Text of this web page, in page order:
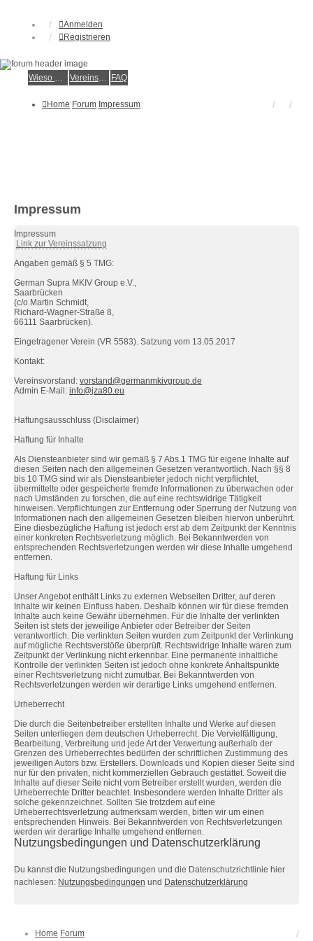
Anmelden
Registrieren
Wieso der e.V.? Vereinsmitglied werden FAQ
Home Forum Impressum
Impressum
Impressum
Link zur Vereinssatzung
Angaben gemäß § 5 TMG:
German Supra MKIV Group e.V.,
Saarbrücken
(c/o Martin Schmidt,
Richard-Wagner-Straße 8,
66111 Saarbrücken).
Eingetragener Verein (VR 5583). Satzung vom 13.05.2017
Kontakt:
Vereinsvorstand: vorstand@germanmkivgroup.de
Admin E-Mail: info@jza80.eu
Haftungsausschluss (Disclaimer)
Haftung für Inhalte
Als Diensteanbieter sind wir gemäß § 7 Abs.1 TMG für eigene Inhalte auf
diesen Seiten nach den allgemeinen Gesetzen verantwortlich. Nach §§ 8
bis 10 TMG sind wir als Diensteanbieter jedoch nicht verpflichtet,
übermittelte oder gespeicherte fremde Informationen zu überwachen oder
nach Umständen zu forschen, die auf eine rechtswidrige Tätigkeit
hinweisen. Verpflichtungen zur Entfernung oder Sperrung der Nutzung von
Informationen nach den allgemeinen Gesetzen bleiben hiervon unberührt.
Eine diesbezügliche Haftung ist jedoch erst ab dem Zeitpunkt der Kenntnis
einer konkreten Rechtsverletzung möglich. Bei Bekanntwerden von
entsprechenden Rechtsverletzungen werden wir diese Inhalte umgehend
entfernen.
Haftung für Links
Unser Angebot enthält Links zu externen Webseiten Dritter, auf deren
Inhalte wir keinen Einfluss haben. Deshalb können wir für diese fremden
Inhalte auch keine Gewähr übernehmen. Für die Inhalte der verlinkten
Seiten ist stets der jeweilige Anbieter oder Betreiber der Seiten
verantwortlich. Die verlinkten Seiten wurden zum Zeitpunkt der Verlinkung
auf mögliche Rechtsverstöße überprüft. Rechtswidrige Inhalte waren zum
Zeitpunkt der Verlinkung nicht erkennbar. Eine permanente inhaltliche
Kontrolle der verlinkten Seiten ist jedoch ohne konkrete Anhaltspunkte
einer Rechtsverletzung nicht zumutbar. Bei Bekanntwerden von
Rechtsverletzungen werden wir derartige Links umgehend entfernen.
Urheberrecht
Die durch die Seitenbetreiber erstellten Inhalte und Werke auf diesen
Seiten unterliegen dem deutschen Urheberrecht. Die Vervielfältigung,
Bearbeitung, Verbreitung und jede Art der Verwertung außerhalb der
Grenzen des Urheberrechtes bedürfen der schriftlichen Zustimmung des
jeweiligen Autors bzw. Erstellers. Downloads und Kopien dieser Seite sind
nur für den privaten, nicht kommerziellen Gebrauch gestattet. Soweit die
Inhalte auf dieser Seite nicht vom Betreiber erstellt wurden, werden die
Urheberrechte Dritter beachtet. Insbesondere werden Inhalte Dritter als
solche gekennzeichnet. Sollten Sie trotzdem auf eine
Urheberrechtsverletzung aufmerksam werden, bitten wir um einen
entsprechenden Hinweis. Bei Bekanntwerden von Rechtsverletzungen
werden wir derartige Inhalte umgehend entfernen.
Nutzungsbedingungen und Datenschutzerklärung
Du kannst die Nutzungsbedingungen und die Datenschutzrichtlinie hier
nachlesen: Nutzungsbedingungen und Datenschutzerklärung
Home Forum